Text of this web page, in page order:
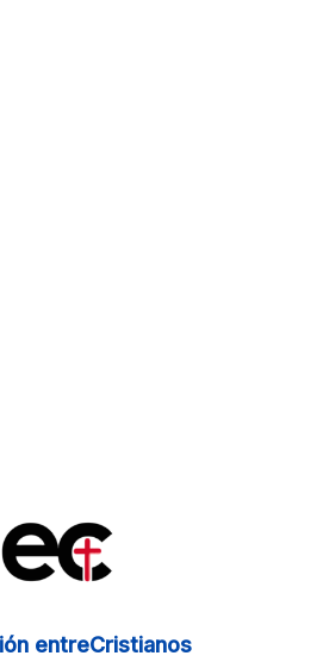
entreCristianos